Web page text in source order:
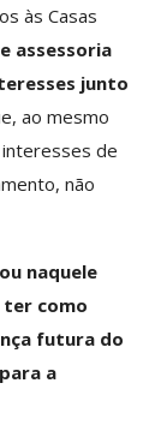
às Casas
assessoria
junto
ao mesmo
de
não
naquele
ter como
futura do
a